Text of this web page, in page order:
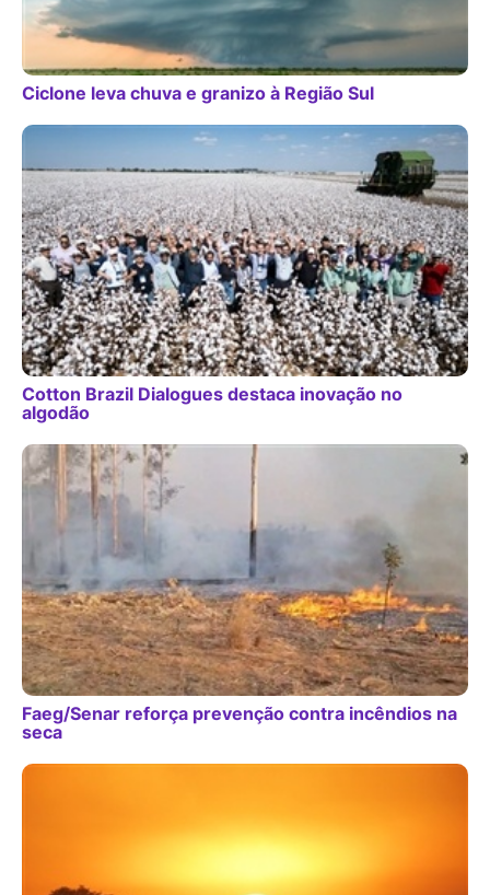
Ciclone leva chuva e granizo à Região Sul
Cotton Brazil Dialogues destaca inovação no
algodão
Faeg/Senar reforça prevenção contra incêndios na
seca